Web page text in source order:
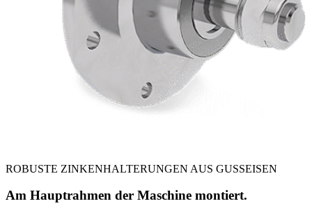
ROBUSTE ZINKENHALTERUNGEN AUS GUSSEISEN
Am Hauptrahmen der Maschine montiert.